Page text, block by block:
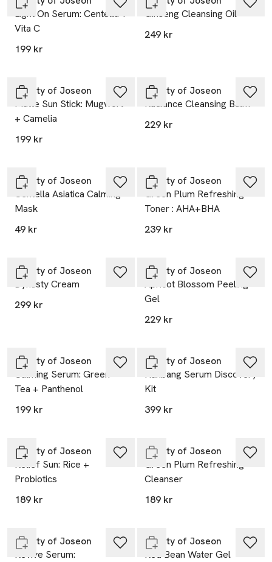
Light On Serum: Centella +
Vita C
199 kr
Ginseng Cleansing Oil
249 kr
Beauty of Joseon
Matte Sun Stick: Mugwort
+ Camelia
199 kr
Beauty of Joseon
Radiance Cleansing Balm
229 kr
Beauty of Joseon
Centella Asiatica Calming
Mask
49 kr
Beauty of Joseon
Green Plum Refreshing
Toner : AHA+BHA
239 kr
Beauty of Joseon
Dynasty Cream
299 kr
Beauty of Joseon
Apricot Blossom Peeling
Gel
229 kr
Beauty of Joseon
Calming Serum: Green
Tea + Panthenol
199 kr
Beauty of Joseon
Hanbang Serum Discovery
Kit
399 kr
Beauty of Joseon
Relief Sun: Rice +
Probiotics
189 kr
Beauty of Joseon
Green Plum Refreshing
Cleanser
189 kr
Beauty of Joseon
Revive Serum:
Beauty of Joseon
Red Bean Water Gel